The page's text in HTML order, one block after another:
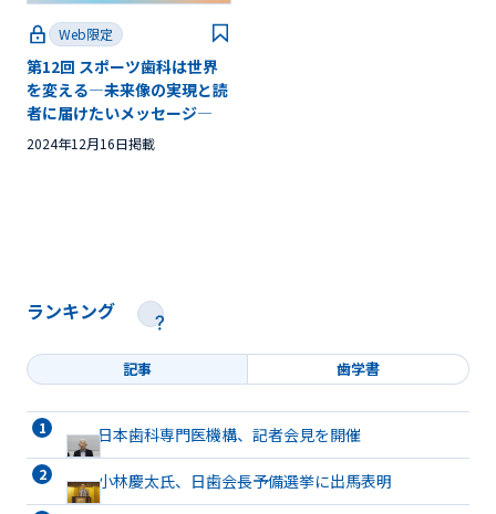
Web限定
Web限定
第12回 スポーツ歯科は世界
を変える―未来像の実現と読
者に届けたいメッセージ―
2024年12月16日掲載
ランキング
記事 歯学書
日本歯科専門医機構、記者会見を開催
小林慶太氏、日歯会長予備選挙に出馬表明